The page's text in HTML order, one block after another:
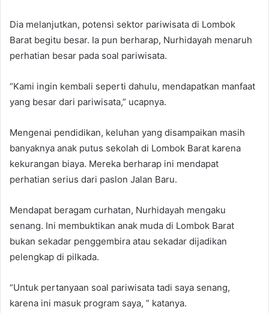
Dia melanjutkan, potensi sektor pariwisata di Lombok
Barat begitu besar. Ia pun berharap, Nurhidayah menaruh
perhatian besar pada soal pariwisata.
“Kami ingin kembali seperti dahulu, mendapatkan manfaat
yang besar dari pariwisata,” ucapnya.
Mengenai pendidikan, keluhan yang disampaikan masih
banyaknya anak putus sekolah di Lombok Barat karena
kekurangan biaya. Mereka berharap ini mendapat
perhatian serius dari paslon Jalan Baru.
Mendapat beragam curhatan, Nurhidayah mengaku
senang. Ini membuktikan anak muda di Lombok Barat
bukan sekadar penggembira atau sekadar dijadikan
pelengkap di pilkada.
“Untuk pertanyaan soal pariwisata tadi saya senang,
karena ini masuk program saya, ” katanya.